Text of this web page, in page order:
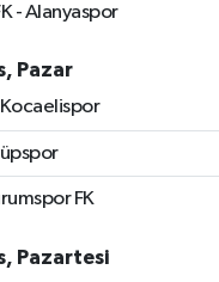
- Alanyaspor
Pazar
Kocaelispor
FK
Pazartesi